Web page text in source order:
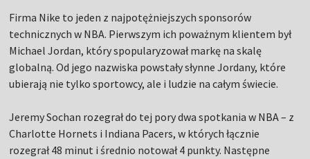
Firma Nike to jeden z najpotężniejszych sponsorów
technicznych w NBA. Pierwszym ich poważnym klientem był
Michael Jordan, który spopularyzował markę na skalę
globalną. Od jego nazwiska powstały słynne Jordany, które
ubierają nie tylko sportowcy, ale i ludzie na całym świecie.
Jeremy Sochan rozegrał do tej pory dwa spotkania w NBA – z
Charlotte Hornets i Indiana Pacers, w których łącznie
rozegrał 48 minut i średnio notował 4 punkty. Następne